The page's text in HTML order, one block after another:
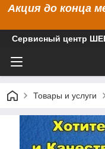
Акция до конца
Сервисный центр
Товары и услуги